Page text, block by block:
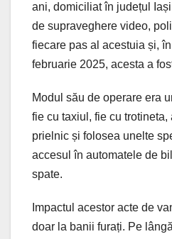
ani, domiciliat în județul
de supraveghere video,
fiecare pas al acestuia și,
februarie 2025, acesta a
Modul său de operare era
fie cu taxiul, fie cu
prielnic și folosea unelte
accesul în automatele de
spate.
Impactul acestor acte de
doar la banii furați. Pe